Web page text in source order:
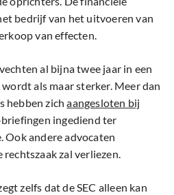
bedrijf van het uitvoeren van
van effecten.
al bijna twee jaar in een
als maar sterker. Meer dan
hebben zichaangesloten bij
ingediend ter
Ook andere advocaten
rechtszaak zal verliezen.
zelfs dat de SEC alleen kan